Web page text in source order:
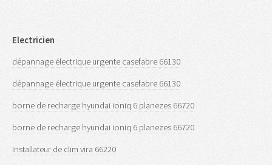
Electricien
dépannage électrique urgente casefabre 66130
dépannage électrique urgente casefabre 66130
borne de recharge hyundai ioniq 6 planezes 66720
borne de recharge hyundai ioniq 6 planezes 66720
Installateur de clim vira 66220